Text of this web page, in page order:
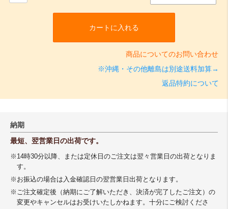
カートに入れる
商品についてのお問い合わせ
※沖縄・その他離島は別途送料加算→
返品特約について
納期
最短、翌営業日の出荷です。
※14時30分以降、または定休日のご注文は翌々営業日の出荷となりま
す。
※お振込の場合は入金確認日の翌営業日出荷となります。
※ご注文確定後（納期にご了解いただき、決済が完了したご注文）の
変更やキャンセルはお受けいたしかねます。十分にご検討くださ